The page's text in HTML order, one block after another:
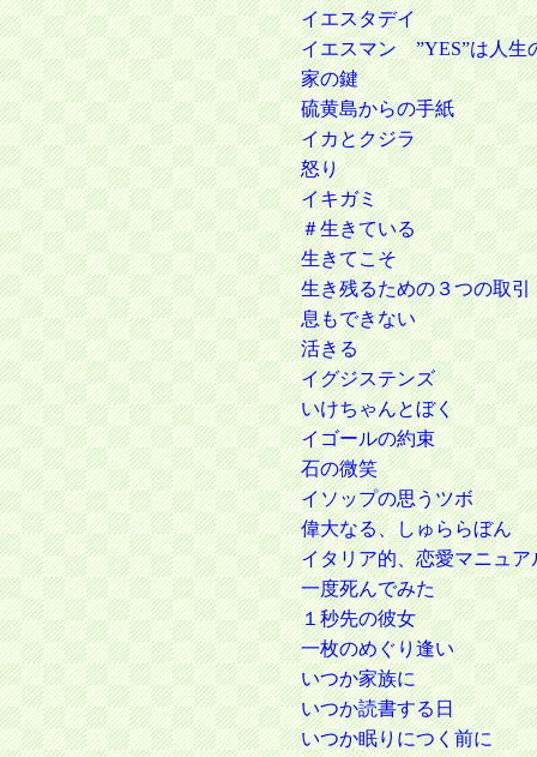
イエスタデイ
イエスマン ”YES”は人生
家の鍵
硫黄島からの手紙
イカとクジラ
怒り
イキガミ
＃生きている
生きてこそ
生き残るための３つの取引
息もできない
活きる
イグジステンズ
いけちゃんとぼく
イゴールの約束
石の微笑
イソップの思うツボ
偉大なる、しゅららぼん
イタリア的、恋愛マニュア
一度死んでみた
１秒先の彼女
一枚のめぐり逢い
いつか家族に
いつか読書する日
いつか眠りにつく前に